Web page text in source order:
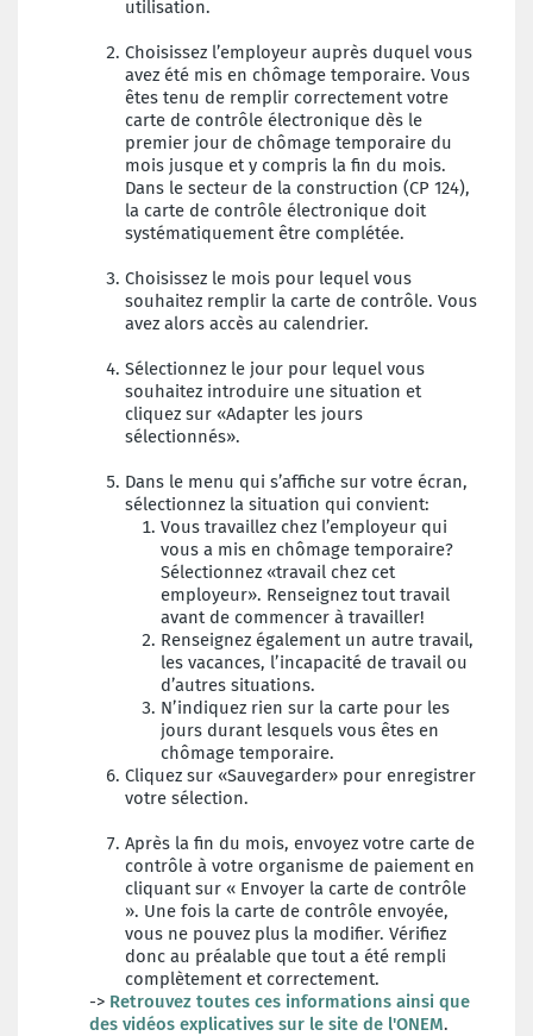
utilisation.
Choisissez l’employeur auprès duquel vous
avez été mis en chômage temporaire. Vous
êtes tenu de remplir correctement votre
carte de contrôle électronique dès le
premier jour de chômage temporaire du
mois jusque et y compris la fin du mois.
Dans le secteur de la construction (CP 124),
la carte de contrôle électronique doit
systématiquement être complétée.
Choisissez le mois pour lequel vous
souhaitez remplir la carte de contrôle. Vous
avez alors accès au calendrier.
Sélectionnez le jour pour lequel vous
souhaitez introduire une situation et
cliquez sur «Adapter les jours
sélectionnés».
Dans le menu qui s’affiche sur votre écran,
sélectionnez la situation qui convient:
Vous travaillez chez l’employeur qui
vous a mis en chômage temporaire?
Sélectionnez «travail chez cet
employeur». Renseignez tout travail
avant de commencer à travailler!
Renseignez également un autre travail,
les vacances, l’incapacité de travail ou
d’autres situations.
N’indiquez rien sur la carte pour les
jours durant lesquels vous êtes en
chômage temporaire.
Cliquez sur «Sauvegarder» pour enregistrer
votre sélection.
Après la fin du mois, envoyez votre carte de
contrôle à votre organisme de paiement en
cliquant sur « Envoyer la carte de contrôle
». Une fois la carte de contrôle envoyée,
vous ne pouvez plus la modifier. Vérifiez
donc au préalable que tout a été rempli
complètement et correctement.
-> Retrouvez toutes ces informations ainsi que
des vidéos explicatives sur le site de l'ONEM.